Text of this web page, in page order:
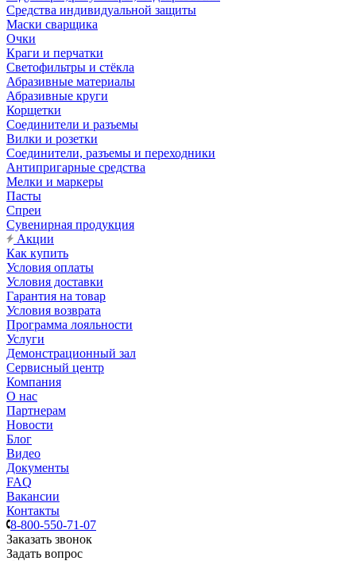
Средства индивидуальной защиты
Маски сварщика
Очки
Краги и перчатки
Светофильтры и стёкла
Абразивные материалы
Абразивные круги
Корщетки
Соединители и разъемы
Вилки и розетки
Соединители, разъемы и переходники
Антипригарные средства
Мелки и маркеры
Пасты
Спреи
Сувенирная продукция
Акции
Как купить
Условия оплаты
Условия доставки
Гарантия на товар
Условия возврата
Программа лояльности
Услуги
Демонстрационный зал
Сервисный центр
Компания
О нас
Партнерам
Новости
Блог
Видео
Документы
FAQ
Вакансии
Контакты
8-800-550-71-07
Заказать звонок
Задать вопрос